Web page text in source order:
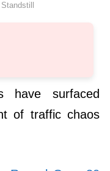
have surfaced
of traffic chaos